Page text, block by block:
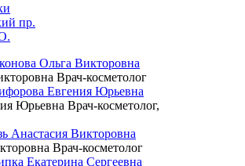
пр.
Врач-косметолог
Юрьевна Врач-косметолог,
Врач-косметолог